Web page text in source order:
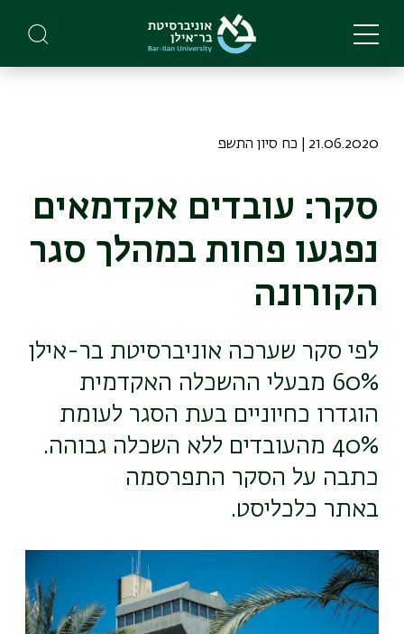
main
21.06.2020 | כח סיון התשפ
סקר: עובדים אקדמאים
נפגעו פחות במהלך סגר
הקורונה
לפי סקר שערכה אוניברסיטת בר-אילן
60% מבעלי ההשכלה האקדמית
הוגדרו כחיוניים בעת הסגר לעומת
40% מהעובדים ללא השכלה גבוהה.
כתבה על הסקר התפרסמה
באתר כלכליסט.
תמונה